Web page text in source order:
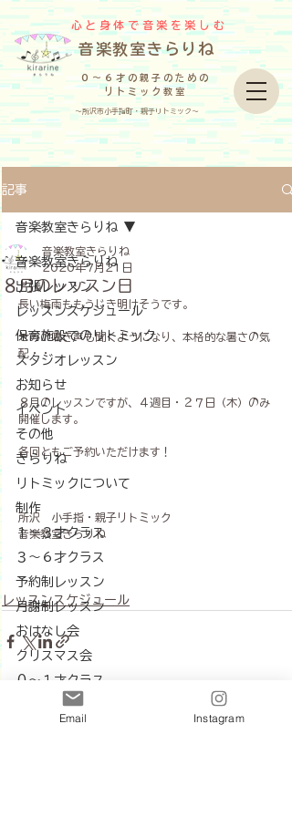
心と身体で音楽を楽しむ
０～６才の親子のための
リトミック教室
​音楽教室きらりね
～所沢市小手指町・親子リトミック～
記事
音楽教室きらりね
出張レッスン
レッスンスケジュール
保育施設でのリトミック
スタジオレッスン
お知らせ
イベント
その他
きらりね
リトミックについて
制作
１〜３才クラス
３〜６才クラス
予約制レッスン
月謝制レッスン
おはなし会
クリスマス会
０～１才クラス
月謝制クラス
音楽教室きらりね
８月のレッスン日
音楽教室きらりね
2020年7月21日
長い梅雨ももうじき明けそうです。
せみの鳴き声も聞くようになり、本格的な暑さの気
配・・
８月のレッスンですが、４週目・２７日（木）のみ
開催します。
各回ともご予約いただけます！
所沢　小手指・親子リトミック
音楽教室きらりね
レッスンスケジュール
最新記事Email Instagram